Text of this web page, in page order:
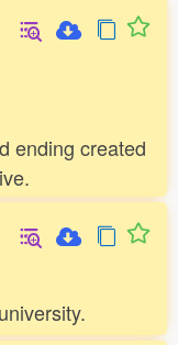
ending created